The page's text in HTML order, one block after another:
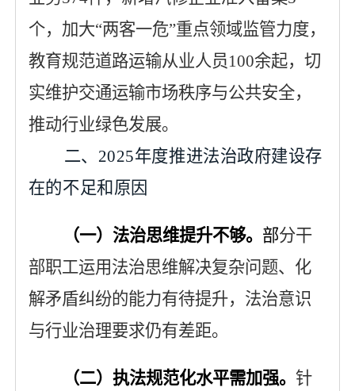
个，加大“两客一危”重点领域监管力度，
教育规范道路运输从业人员100余起，切
实维护交通运输市场秩序与公共安全，
推动行业绿色发展。
二、 2025年度推进法治政府建设存
在的不足和原因
（一） 法治思维提升不够。 部分干
部职工运用法治思维解决复杂问题、化
解矛盾纠纷的能力有待提升，法治意识
与行业治理要求仍有差距。
（二）执法规范化水平需加强。 针